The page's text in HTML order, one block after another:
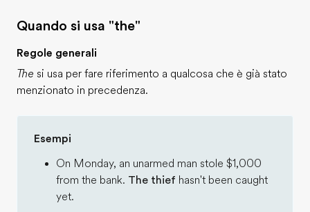
Quando si usa "the"
Regole generali
The si usa per fare riferimento a qualcosa che è già stato
menzionato in precedenza.
Esempi
On Monday, an unarmed man stole $1,000
from the bank. The thief hasn't been caught
yet.